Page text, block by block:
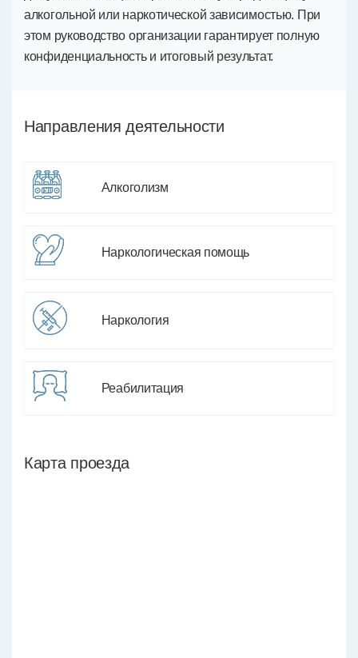
алкогольной или наркотической зависимостью. При
этом руководство организации гарантирует полную
конфиденциальность и итоговый результат.
Направления деятельности
Алкоголизм
Наркологическая помощь
Наркология
Реабилитация
Карта проезда